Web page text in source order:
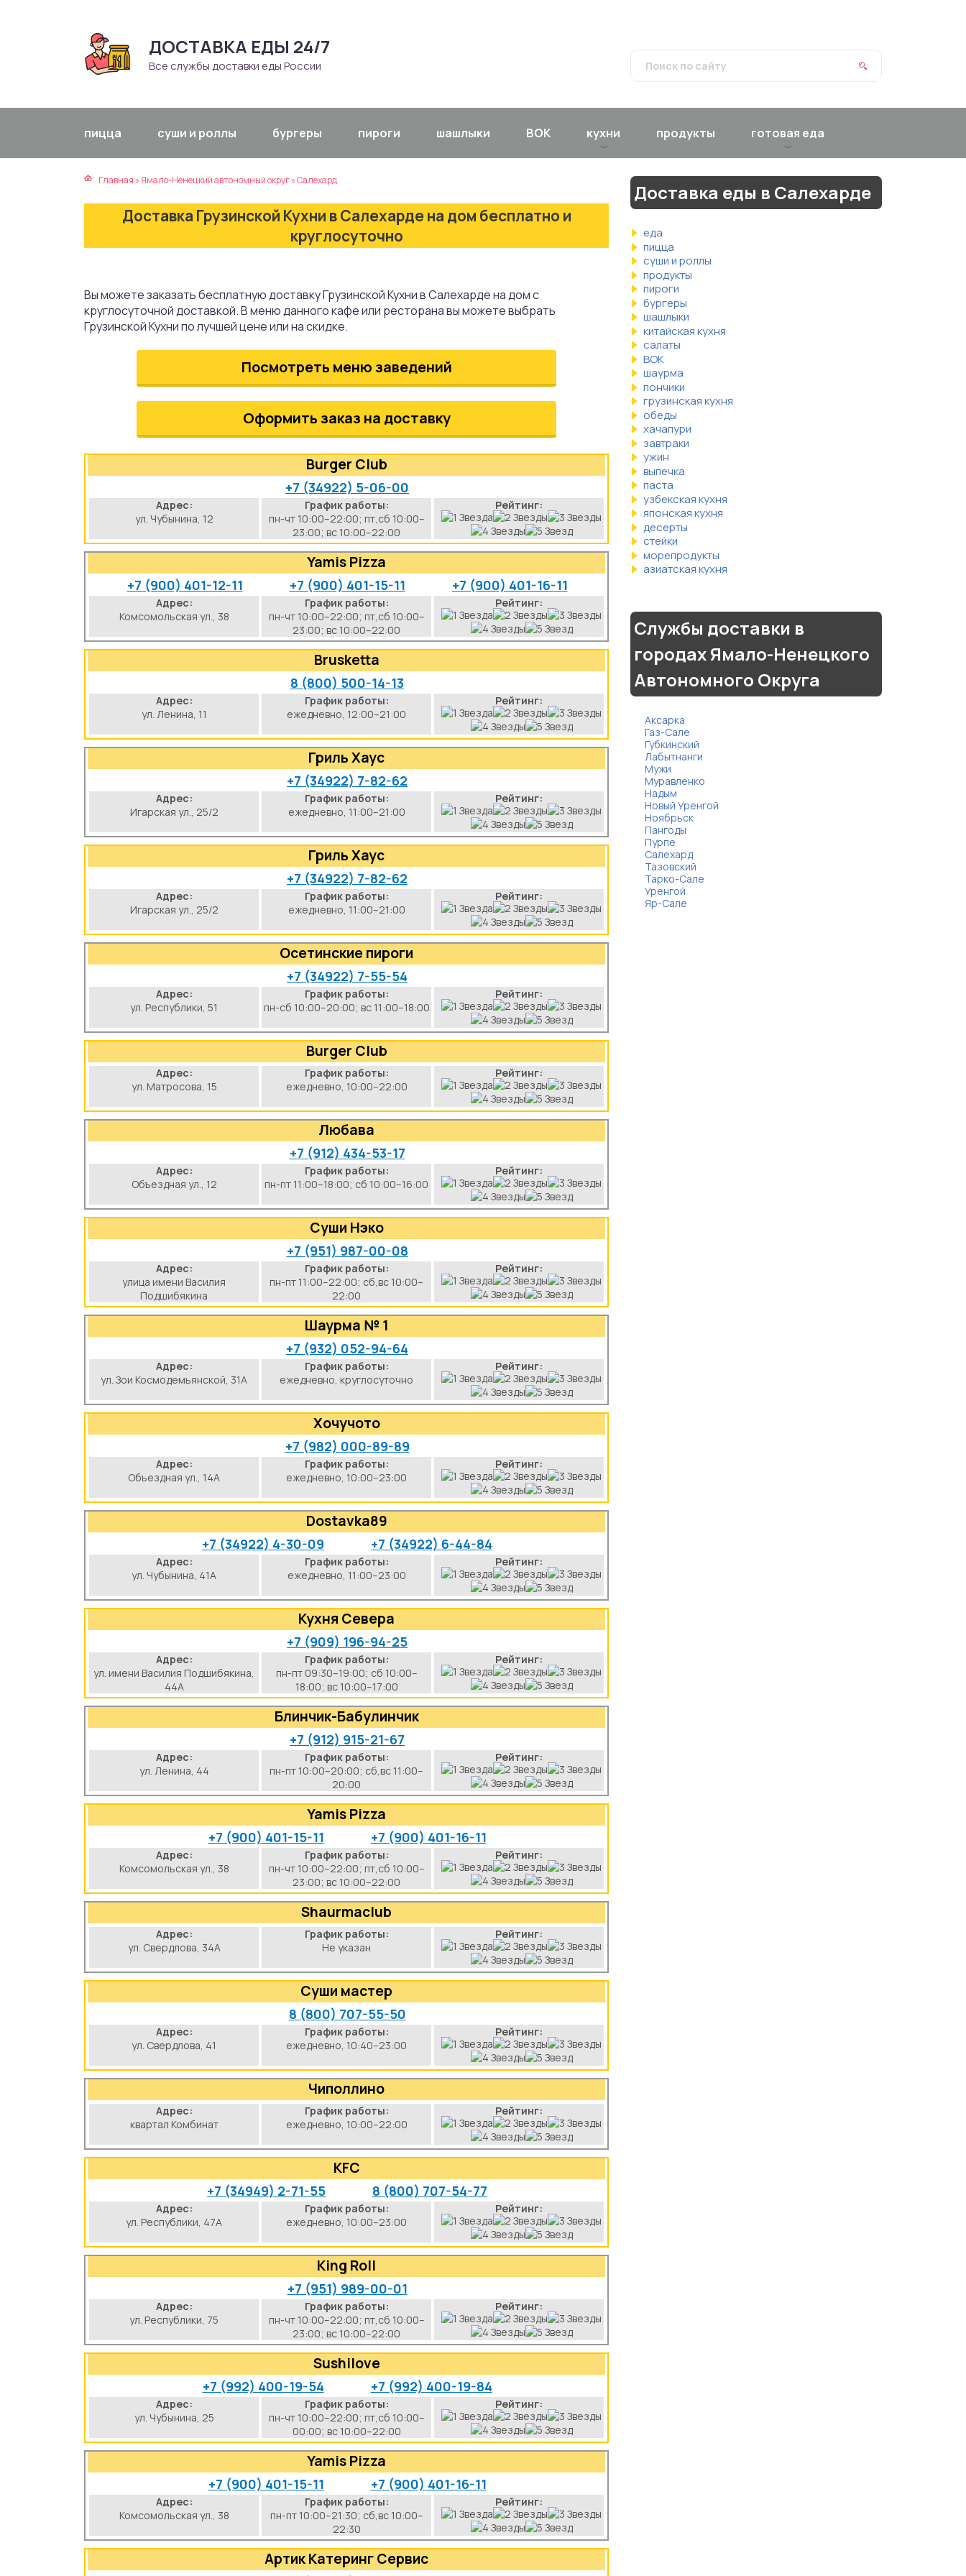
ДОСТАВКА ЕДЫ 24/7
Все службы доставки еды России
пицца суши и роллы бургеры пироги шашлыки ВОК кухни продукты готовая еда
Главная »Ямало-Ненецкий автономный округ»Салехард
Доставка Грузинской Кухни в Салехарде на дом бесплатно и
круглосуточно
Вы можете заказать бесплатную доставку Грузинской Кухни в Салехарде на дом с
круглосуточной доставкой. В меню данного кафе или ресторана вы можете выбрать
Грузинской Кухни по лучшей цене или на скидке.
Посмотреть меню заведений
Оформить заказ на доставку
Burger Club
+7 (34922) 5-06-00
Адрес:
ул. Чубынина, 12
График работы:
пн-чт 10:00–22:00; пт,сб 10:00–
23:00; вс 10:00–22:00
Рейтинг:
Yamis Pizza
+7 (900) 401-12-11 +7 (900) 401-15-11 +7 (900) 401-16-11
Адрес:
Комсомольская ул., 38
График работы:
пн-чт 10:00–22:00; пт,сб 10:00–
23:00; вс 10:00–22:00
Рейтинг:
Brusketta
8 (800) 500-14-13
Адрес:
ул. Ленина, 11
График работы:
ежедневно, 12:00–21:00
Рейтинг:
Гриль Хаус
+7 (34922) 7-82-62
Адрес:
Игарская ул., 25/2
График работы:
ежедневно, 11:00–21:00
Рейтинг:
Гриль Хаус
+7 (34922) 7-82-62
Адрес:
Игарская ул., 25/2
График работы:
ежедневно, 11:00–21:00
Рейтинг:
Осетинские пироги
+7 (34922) 7-55-54
Адрес:
ул. Республики, 51
График работы:
пн-сб 10:00–20:00; вс 11:00–18:00
Рейтинг:
Burger Club
Адрес:
ул. Матросова, 15
График работы:
ежедневно, 10:00–22:00
Рейтинг:
Любава
+7 (912) 434-53-17
Адрес:
Объездная ул., 12
График работы:
пн-пт 11:00–18:00; сб 10:00–16:00
Рейтинг:
Суши Нэко
+7 (951) 987-00-08
Адрес:
улица имени Василия
Подшибякина
График работы:
пн-пт 11:00–22:00; сб,вс 10:00–
22:00
Рейтинг:
Шаурма № 1
+7 (932) 052-94-64
Адрес:
ул. Зои Космодемьянской, 31А
График работы:
ежедневно, круглосуточно
Рейтинг:
Хочучото
+7 (982) 000-89-89
Адрес:
Объездная ул., 14А
График работы:
ежедневно, 10:00–23:00
Рейтинг:
Dostavka89
+7 (34922) 4-30-09 +7 (34922) 6-44-84
Адрес:
ул. Чубынина, 41А
График работы:
ежедневно, 11:00–23:00
Рейтинг:
Кухня Севера
+7 (909) 196-94-25
Адрес:
ул. имени Василия Подшибякина,
44А
График работы:
пн-пт 09:30–19:00; сб 10:00–
18:00; вс 10:00–17:00
Рейтинг:
Блинчик-Бабулинчик
+7 (912) 915-21-67
Адрес:
ул. Ленина, 44
График работы:
пн-пт 10:00–20:00; сб,вс 11:00–
20:00
Рейтинг:
Yamis Pizza
+7 (900) 401-15-11 +7 (900) 401-16-11
Адрес:
Комсомольская ул., 38
График работы:
пн-чт 10:00–22:00; пт,сб 10:00–
23:00; вс 10:00–22:00
Рейтинг:
Shaurmaclub
Адрес:
ул. Свердлова, 34А
График работы:
Не указан
Рейтинг:
Суши мастер
8 (800) 707-55-50
Адрес:
ул. Свердлова, 41
График работы:
ежедневно, 10:40–23:00
Рейтинг:
Чиполлино
Адрес:
квартал Комбинат
График работы:
ежедневно, 10:00–22:00
Рейтинг:
KFC
+7 (34949) 2-71-55 8 (800) 707-54-77
Адрес:
ул. Республики, 47А
График работы:
ежедневно, 10:00–23:00
Рейтинг:
King Roll
+7 (951) 989-00-01
Адрес:
ул. Республики, 75
График работы:
пн-чт 10:00–22:00; пт,сб 10:00–
23:00; вс 10:00–22:00
Рейтинг:
Sushilove
+7 (992) 400-19-54 +7 (992) 400-19-84
Адрес:
ул. Чубынина, 25
График работы:
пн-чт 10:00–22:00; пт,сб 10:00–
00:00; вс 10:00–22:00
Рейтинг:
Yamis Pizza
+7 (900) 401-15-11 +7 (900) 401-16-11
Адрес:
Комсомольская ул., 38
График работы:
пн-пт 10:00–21:30; сб,вс 10:00–
22:30
Рейтинг:
Артик Катеринг Сервис
Доставка еды в Салехарде
еда
пицца
суши и роллы
продукты
пироги
бургеры
шашлыки
китайская кухня
салаты
ВОК
шаурма
пончики
грузинская кухня
обеды
хачапури
завтраки
ужин
выпечка
паста
узбекская кухня
японская кухня
десерты
стейки
морепродукты
азиатская кухня
Службы доставки в
городах Ямало-Ненецкого
Автономного Округа
Аксарка
Газ-Сале
Губкинский
Лабытнанги
Мужи
Муравленко
Надым
Новый Уренгой
Ноябрьск
Пангоды
Пурпе
Салехард
Тазовский
Тарко-Сале
Уренгой
Яр-Сале
кухня